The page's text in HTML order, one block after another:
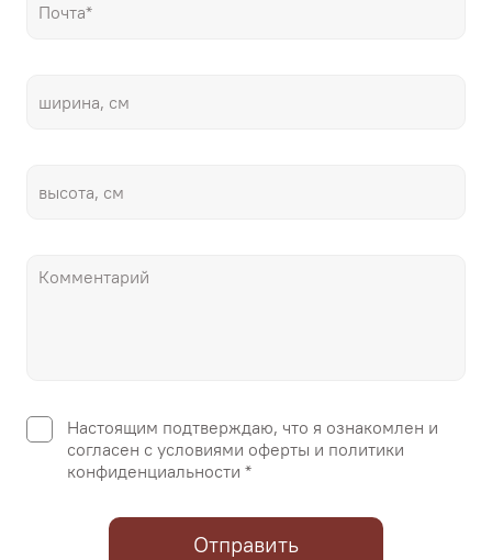
Настоящим подтверждаю, что я ознакомлен и
согласен с условиями оферты и политики
конфиденциальности *
Отправить